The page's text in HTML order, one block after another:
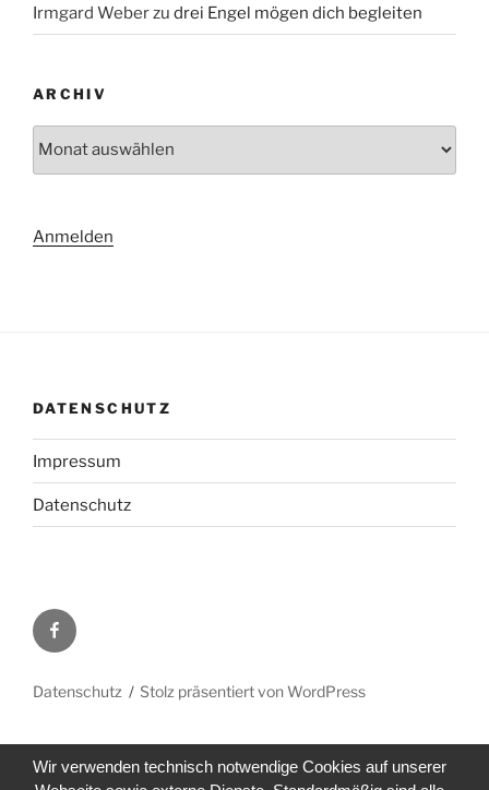
Irmgard Weberzu drei Engel mögen dich begleiten
ARCHIV
Anmelden
DATENSCHUTZ
Impressum
Datenschutz
Facebook
Datenschutz Stolz präsentiert von WordPress
Wir verwenden technisch notwendige Cookies auf unserer